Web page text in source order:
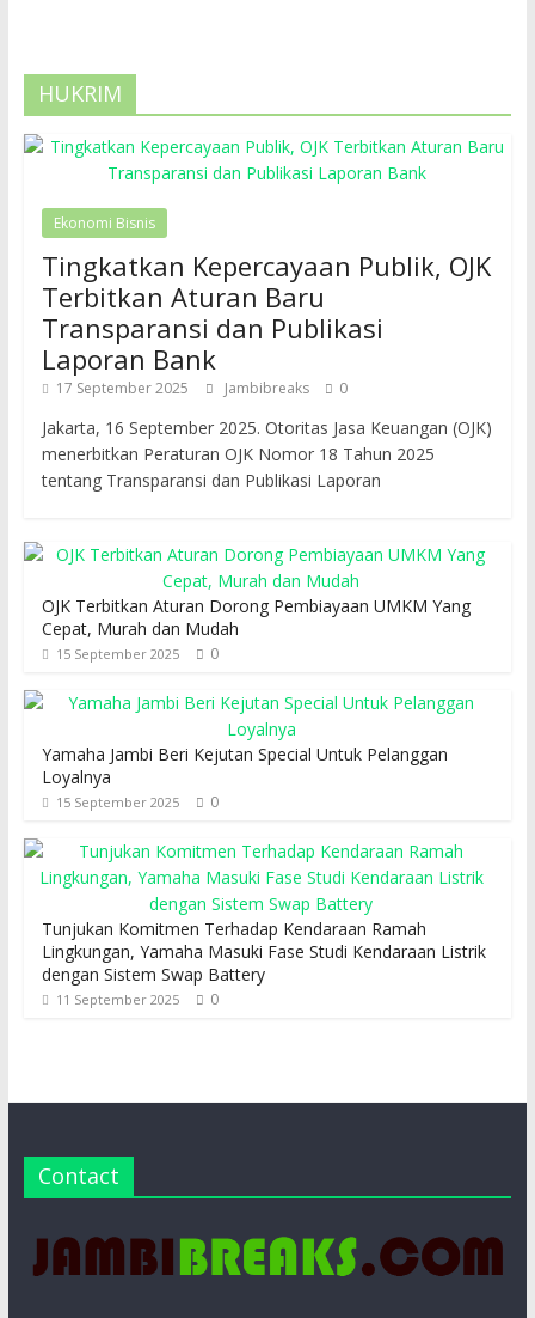
HUKRIM
Ekonomi Bisnis
Tingkatkan Kepercayaan Publik, OJK
Terbitkan Aturan Baru
Transparansi dan Publikasi
Laporan Bank
17 September 2025 Jambibreaks 0
Jakarta, 16 September 2025. Otoritas Jasa Keuangan (OJK)
menerbitkan Peraturan OJK Nomor 18 Tahun 2025
tentang Transparansi dan Publikasi Laporan
OJK Terbitkan Aturan Dorong Pembiayaan UMKM Yang
Cepat, Murah dan Mudah
15 September 2025 0
Yamaha Jambi Beri Kejutan Special Untuk Pelanggan
Loyalnya
15 September 2025 0
Tunjukan Komitmen Terhadap Kendaraan Ramah
Lingkungan, Yamaha Masuki Fase Studi Kendaraan Listrik
dengan Sistem Swap Battery
11 September 2025 0
Contact